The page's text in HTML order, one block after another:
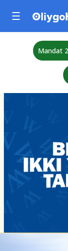
Mandat